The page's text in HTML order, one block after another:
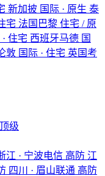
新加披 国际 · 原生 泰
宅 法国巴黎 住宅 / 原
· 住宅 西班牙马德 国
敦 国际 · 住宅 英国考
级
江 · 宁波电信 高防 江
四川 · 眉山联通 高防